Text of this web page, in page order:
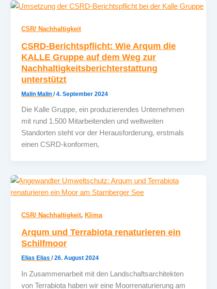
CSR/ Nachhaltigkeit
CSRD-Berichtspflicht: Wie Arqum die
KALLE Gruppe auf dem Weg zur
Nachhaltigkeitsberichterstattung
unterstützt
Malin Malin/4. September 2024
Die Kalle Gruppe, ein produzierendes Unternehmen
mit rund 1.500 Mitarbeitenden und weltweiten
Standorten steht vor der Herausforderung, erstmals
einen CSRD-konformen,
CSR/ Nachhaltigkeit,Klima
Arqum und Terrabiota renaturieren ein
Schilfmoor
Elias Elias/26. August 2024
In Zusammenarbeit mit den Landschaftsarchitekten
von Terrabiota haben wir eine Moorrenaturierung am